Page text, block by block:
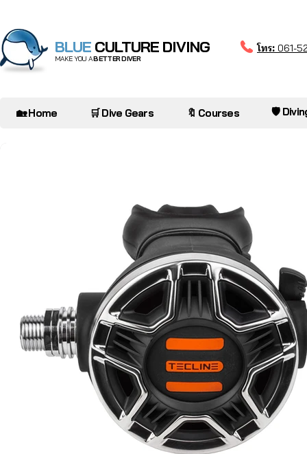
BLUE CULTURE DIVING
MAKE YOU ABETTER DIVER
โทร: 061-
🏡 Home 🛒 Dive Gears 🔖 Courses 🛡️